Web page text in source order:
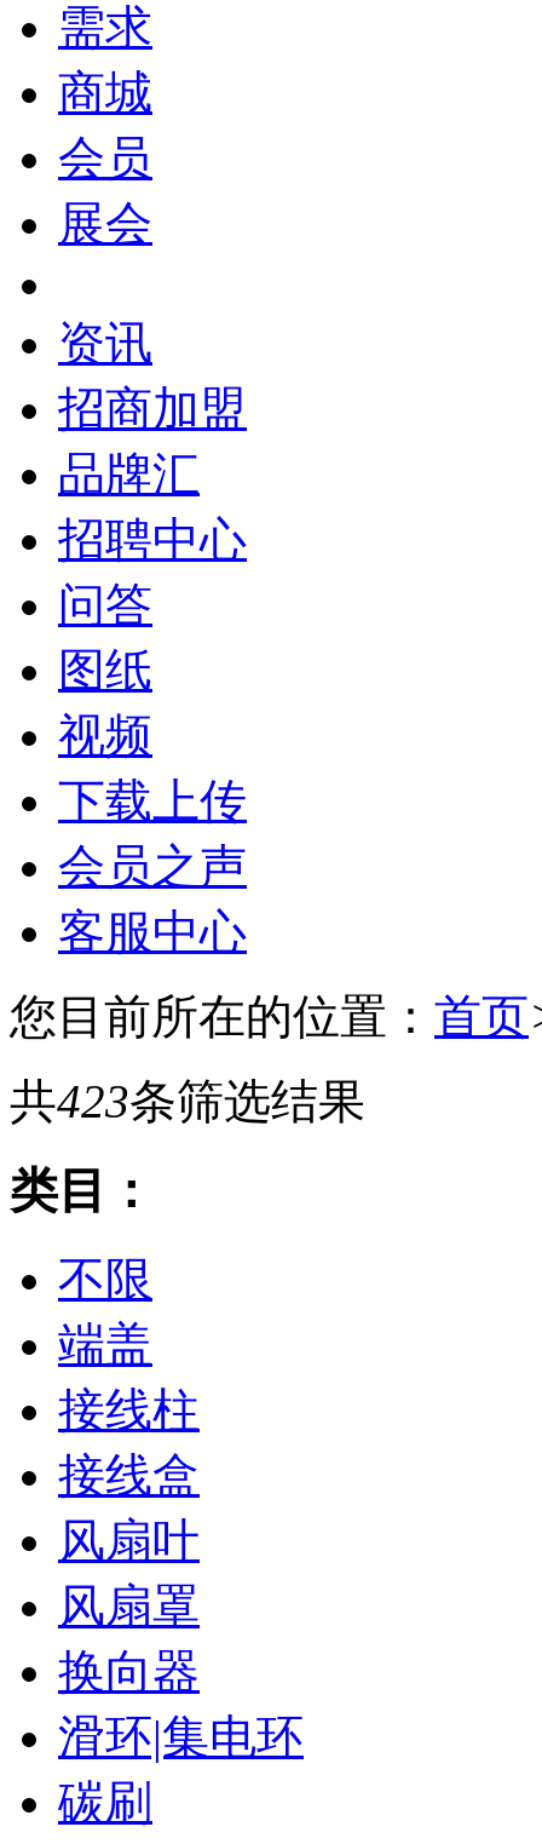
需求
商城
会员
展会
资讯
招商加盟
品牌汇
招聘中心
问答
图纸
视频
下载上传
会员之声
客服中心
您目前所在的位置： 首页
共423条筛选结果
类目：
不限
端盖
接线柱
接线盒
风扇叶
风扇罩
换向器
滑环|集电环
碳刷